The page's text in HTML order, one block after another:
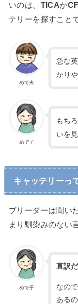
いのは、 TICAか
テリーを探すこと
めで夫
急な
かり
めで子
もち
いを
キャッテリーっ
ブリーダーは聞い
まり馴染みのない
めで子
直訳
なの
ある